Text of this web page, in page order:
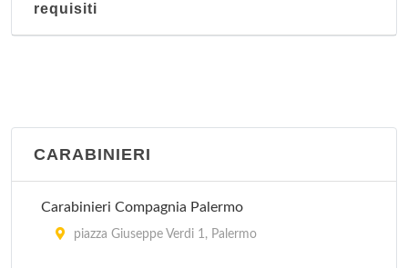
requisiti
CARABINIERI
Carabinieri Compagnia Palermo
piazza Giuseppe Verdi 1, Palermo